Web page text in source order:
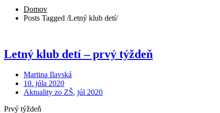
Domov
Posts Tagged /Letný klub detí/
Letný klub detí – prvý týždeň
Martina Ilavská
10. júla 2020
Aktuality zo ZŠ, júl 2020
Prvý týždeň